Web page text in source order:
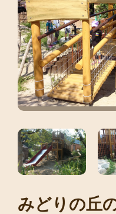
みどりの丘